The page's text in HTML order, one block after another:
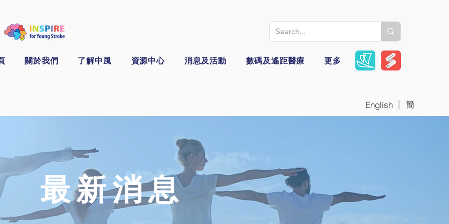
關於我們 了解中風 資源中心 消息及活動 數碼及遙距醫療 更多
English | 簡
​最新消息